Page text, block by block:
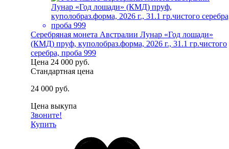
Серебряная монета Австралии Лунар «Год лошади»
(КМД) пруф, куполобраз.форма, 2026 г., 31.1 гр.чистого
серебра, проба 999
Цена 24 000 руб.
Стандартная цена
24 000 руб.
Цена выкупа
Звоните!
Купить